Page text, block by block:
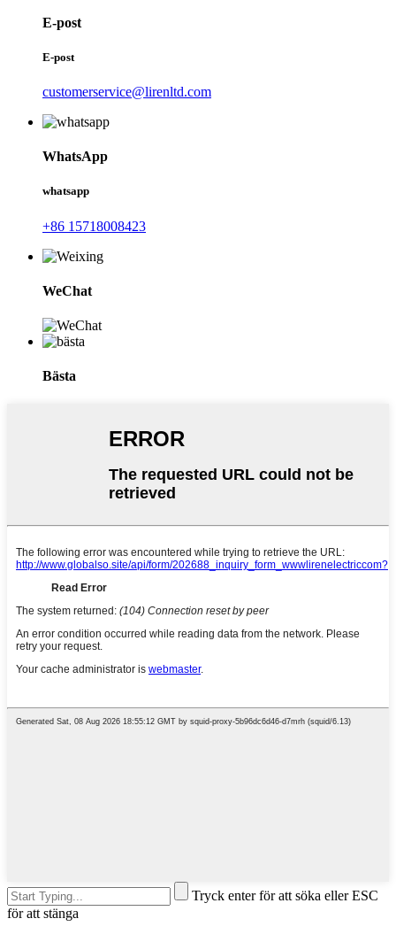
E-post
E-post
customerservice@lirenltd.com
WhatsApp
whatsapp
+86 15718008423
WeChat
Bästa
Tryck enter för att söka eller ESC
för att stänga